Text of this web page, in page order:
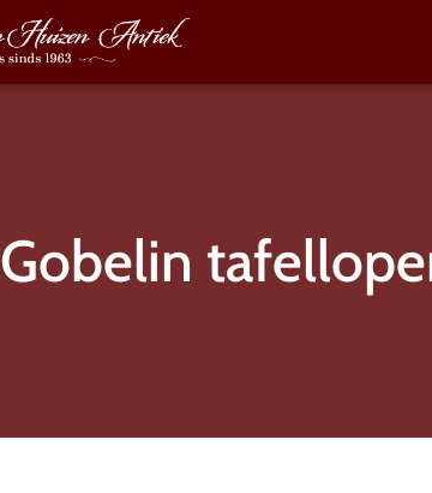
Gobelin